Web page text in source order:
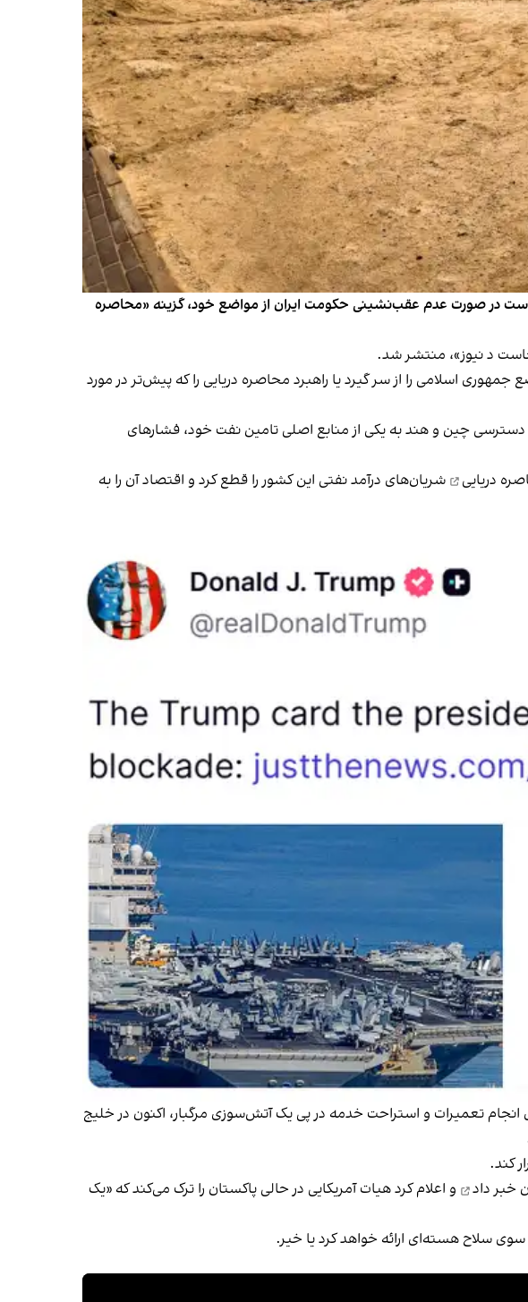
است در صورت عدم عقب‌نشینی حکومت ایران از مواضع خود، گزینه «محاصره
اسلامی را از سر گیرد یا راهبرد محاصره دریایی را که پیش‌تر در مورد
دسترسی چین و هند به یکی از منابع اصلی تامین نفت خود، فشارهای
دریایی
شریان‌های درآمد نفتی این کشور را قطع کرد و اقتصاد آن را به
انجام تعمیرات و استراحت خدمه در پی یک آتش‌سوزی مرگبار، اکنون در خلیج
کند.
خبر داد
و اعلام کرد هیات آمریکایی در حالی پاکستان را ترک می‌کند که «یک
سلاح هسته‌ای ارائه خواهد کرد یا خیر.